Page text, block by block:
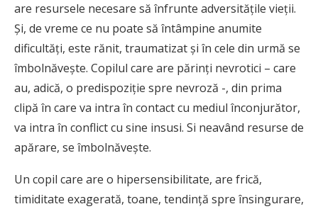
are resursele necesare să înfrunte adversităţile vieţii.
Şi, de vreme ce nu poate să întâmpine anumite
dificultăţi, este rănit, traumatizat şi în cele din urmă se
îmbolnăveşte. Copilul care are părinţi nevrotici – care
au, adică, o predispoziţie spre nevroză -, din prima
clipă în care va intra în contact cu mediul înconjurător,
va intra în conflict cu sine insusi. Si neavând resurse de
apărare, se îmbolnăveşte.
Un copil care are o hipersensibilitate, are frică,
timiditate exagerată, toane, tendinţă spre însingurare,